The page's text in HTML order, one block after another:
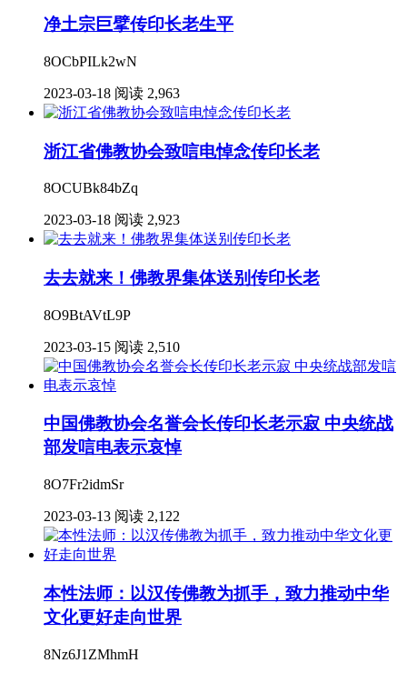
净土宗巨擘传印长老生平
8OCbPILk2wN
2023-03-18 阅读 2,963
浙江省佛教协会致唁电悼念传印长老
8OCUBk84bZq
2023-03-18 阅读 2,923
去去就来！佛教界集体送别传印长老
8O9BtAVtL9P
2023-03-15 阅读 2,510
中国佛教协会名誉会长传印长老示寂 中央统战
部发唁电表示哀悼
8O7Fr2idmSr
2023-03-13 阅读 2,122
本性法师：以汉传佛教为抓手，致力推动中华
文化更好走向世界
8Nz6J1ZMhmH